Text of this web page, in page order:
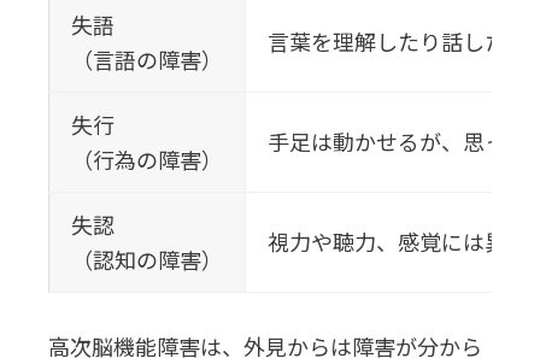
失語
（言語の障害）
言葉を理解したり話したり
失行
（行為の障害）
手足は動かせるが、思った
失認
（認知の障害）
視力や聴力、感覚には異常
高次脳機能障害は、外見からは障害が分から